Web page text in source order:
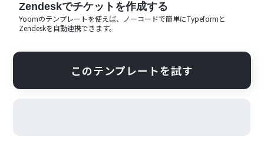
Zendeskでチケットを作成する
Yoomのテンプレートを使えば、ノーコードで簡単にTypeformと
Zendeskを自動連携できます。
このテンプレートを試す